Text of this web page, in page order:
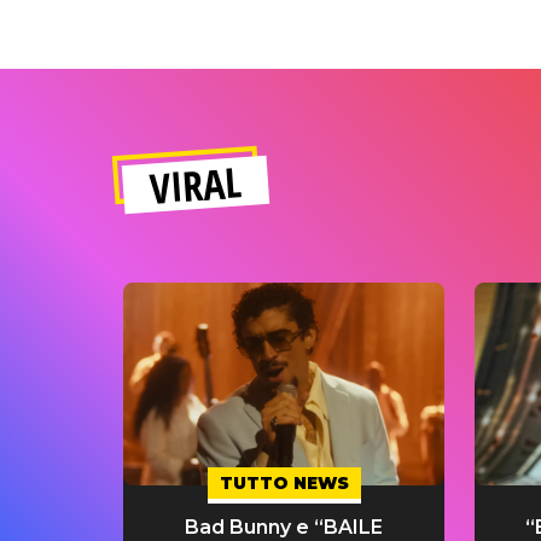
VIRAL
TUTTO NEWS
Bad Bunny e “BAILE